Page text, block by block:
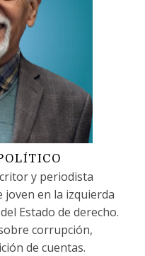
y periodista
joven en la izquierda
Estado de derecho.
corrupción,
de cuentas.